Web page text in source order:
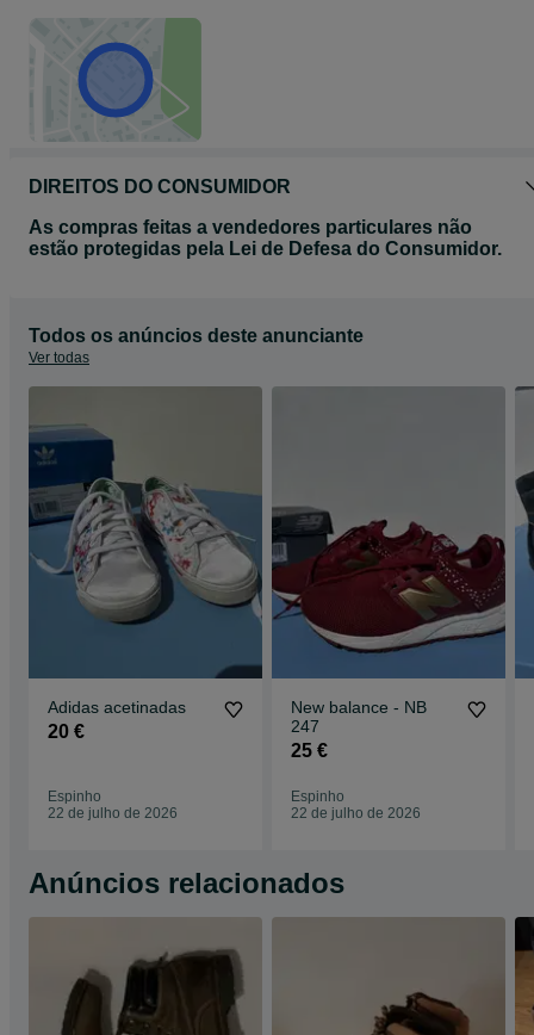
DIREITOS DO CONSUMIDOR
As compras feitas a vendedores particulares não
estão protegidas pela Lei de Defesa do Consumidor.
Todos os anúncios deste anunciante
Ver todas
Adidas acetinadas
20 €
Espinho
22 de julho de 2026
New balance - NB
247
25 €
Espinho
22 de julho de 2026
Anúncios relacionados